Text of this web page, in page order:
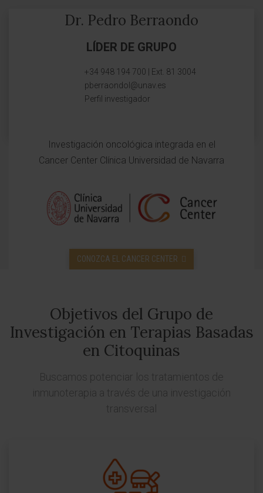
Dr. Pedro Berraondo
LÍDER DE GRUPO
+34 948 194 700 | Ext. 81 3004
pberraondol@unav.es
Perfil investigador
Investigación oncológica integrada en el
Cancer Center Clínica Universidad de Navarra
CONOZCA EL CANCER CENTER
Objetivos del Grupo de
Investigación en Terapias Basadas
en Citoquinas
Buscamos potenciar los tratamientos de
inmunoterapia a través de una investigación
transversal